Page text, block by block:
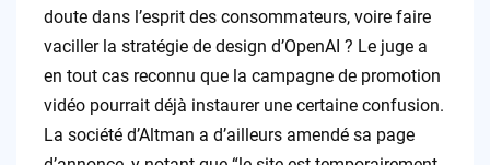
doute dans l’esprit des consommateurs, voire faire
vaciller la stratégie de design d’OpenAI ? Le juge a
en tout cas reconnu que la campagne de promotion
vidéo pourrait déjà instaurer une certaine confusion.
La société d’Altman a d’ailleurs amendé sa page